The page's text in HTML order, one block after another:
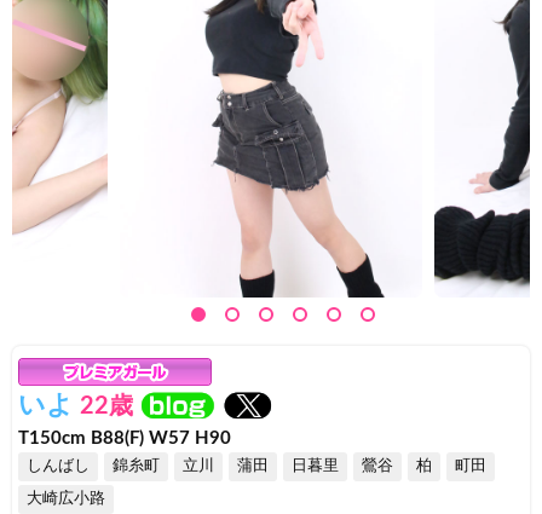
いよ 22歳
T150cm B88(F) W57 H90
しんばし 錦糸町 立川 蒲田 日暮里 鶯谷 柏 町田
大崎広小路